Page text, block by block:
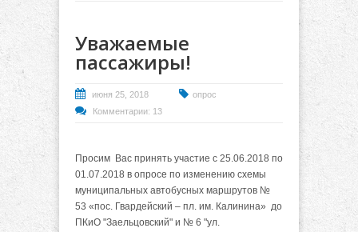
Уважаемые
пассажиры!
июня 25, 2018
опрос
Комментарии: 13
Просим Вас принять участие с 25.06.2018 по
01.07.2018 в опросе по изменению схемы
муниципальных автобусных маршрутов №
53 «пос. Гвардейский – пл. им. Калинина» до
ПКиО "Заельцовский" и № 6 "ул.